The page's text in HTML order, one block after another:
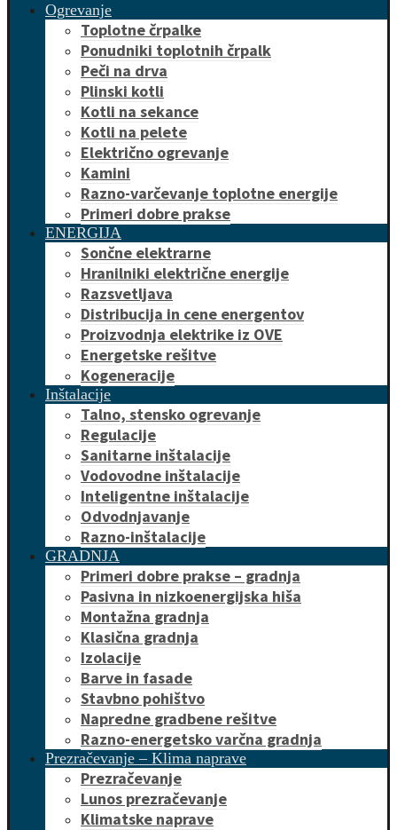
Ogrevanje
Toplotne črpalke
Ponudniki toplotnih črpalk
Peči na drva
Plinski kotli
Kotli na sekance
Kotli na pelete
Električno ogrevanje
Kamini
Razno-varčevanje toplotne energije
Primeri dobre prakse
ENERGIJA
Sončne elektrarne
Hranilniki električne energije
Razsvetljava
Distribucija in cene energentov
Proizvodnja elektrike iz OVE
Energetske rešitve
Kogeneracije
Inštalacije
Talno, stensko ogrevanje
Regulacije
Sanitarne inštalacije
Vodovodne inštalacije
Inteligentne inštalacije
Odvodnjavanje
Razno-inštalacije
GRADNJA
Primeri dobre prakse – gradnja
Pasivna in nizkoenergijska hiša
Montažna gradnja
Klasična gradnja
Izolacije
Barve in fasade
Stavbno pohištvo
Napredne gradbene rešitve
Razno-energetsko varčna gradnja
Prezračevanje – Klima naprave
Prezračevanje
Lunos prezračevanje
Klimatske naprave